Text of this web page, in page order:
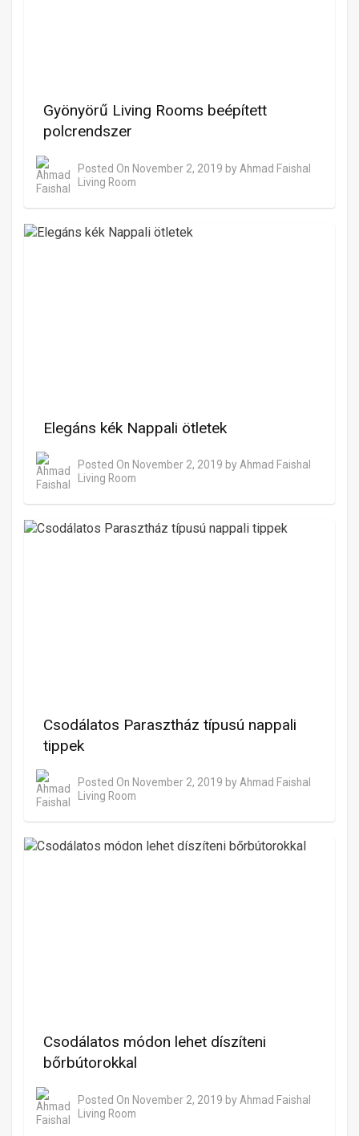
Gyönyörű Living Rooms beépített
polcrendszer
Posted On November 2, 2019 by Ahmad Faishal
Living Room
Elegáns kék Nappali ötletek
Posted On November 2, 2019 by Ahmad Faishal
Living Room
Csodálatos Parasztház típusú nappali
tippek
Posted On November 2, 2019 by Ahmad Faishal
Living Room
Csodálatos módon lehet díszíteni
bőrbútorokkal
Posted On November 2, 2019 by Ahmad Faishal
Living Room